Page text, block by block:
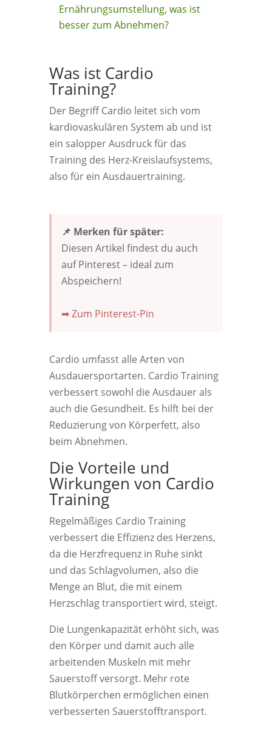
Ernährungsumstellung, was ist
besser zum Abnehmen?
Was ist Cardio
Training?
Der Begriff Cardio leitet sich vom
kardiovaskulären System ab und ist
ein salopper Ausdruck für das
Training des Herz-Kreislaufsystems,
also für ein Ausdauertraining.
📌 Merken für später:
Diesen Artikel findest du auch
auf Pinterest – ideal zum
Abspeichern!
➡ Zum Pinterest-Pin
Cardio umfasst alle Arten von
Ausdauersportarten. Cardio Training
verbessert sowohl die Ausdauer als
auch die Gesundheit. Es hilft bei der
Reduzierung von Körperfett, also
beim Abnehmen.
Die Vorteile und
Wirkungen von Cardio
Training
Regelmäßiges Cardio Training
verbessert die Effizienz des Herzens,
da die Herzfrequenz in Ruhe sinkt
und das Schlagvolumen, also die
Menge an Blut, die mit einem
Herzschlag transportiert wird, steigt.
Die Lungenkapazität erhöht sich, was
den Körper und damit auch alle
arbeitenden Muskeln mit mehr
Sauerstoff versorgt. Mehr rote
Blutkörperchen ermöglichen einen
verbesserten Sauerstofftransport.